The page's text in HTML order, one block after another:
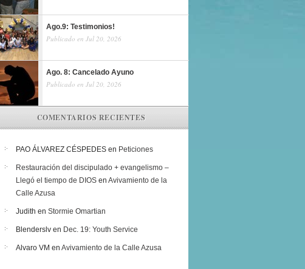
Ago.9: Testimonios!
Publicado en Jul 20, 2026
Ago. 8: Cancelado Ayuno
Publicado en Jul 20, 2026
COMENTARIOS RECIENTES
PAO ÁLVAREZ CÉSPEDES en Peticiones
Restauración del discipulado + evangelismo –
Llegó el tiempo de DIOS en Avivamiento de la
Calle Azusa
Judith en Stormie Omartian
Blenderslv en Dec. 19: Youth Service
Alvaro VM en Avivamiento de la Calle Azusa